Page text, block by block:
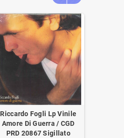
Riccardo Fogli Lp Vinile
Amore Di Guerra / CGD
‎PRD 20867 Sigillato